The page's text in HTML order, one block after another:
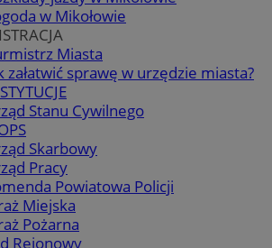
w Mikołowie
Miasta
załatwić sprawę w urzędzie miasta?
Stanu Cywilnego
Skarbowy
Pracy
Powiatowa Policji
Miejska
Pożarna
Rejonowy